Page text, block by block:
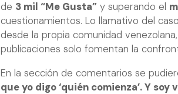
de 3 mil “Me Gusta” y superando el
cuestionamientos. Lo llamativo del
desde la propia comunidad
publicaciones solo fomentan la
En la sección de comentarios se
que yo digo ‘quién comienza’. Y